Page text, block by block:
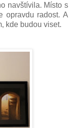
navštívila. Místo s
opravdu radost. A
kde budou viset.